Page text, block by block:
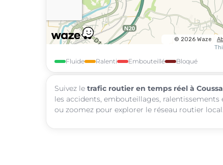
Fluide Ralenti Embouteillé Bloqué
Suivez le trafic routier en temps réel à Coussa
les accidents, embouteillages, ralentissements
ou zoomez pour explorer le réseau routier local.